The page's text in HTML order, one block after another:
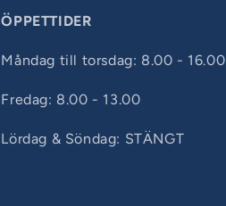
ÖPPETTIDER
Måndag till torsdag: 8.00 - 16.00
Fredag: 8.00 - 13.00
Lördag & Söndag: STÄNGT